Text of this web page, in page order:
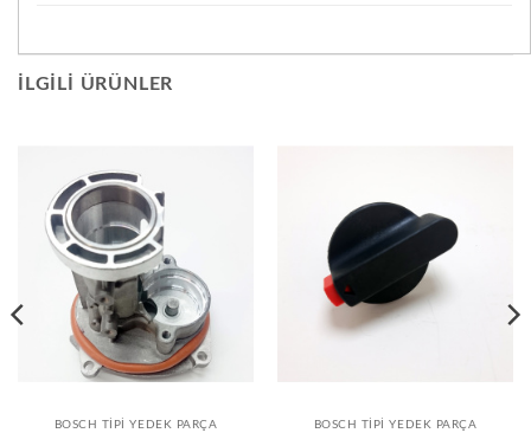
İLGILI ÜRÜNLER
BOSCH TIPI YEDEK PARÇA BOSCH TIPI YEDEK PARÇA